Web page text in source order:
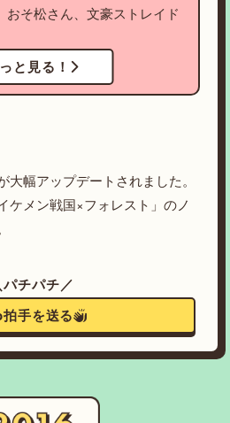
おそ松さん、文豪ストレイド
と見る！
幅アップデートされました。
ケメン戦国×フォレスト」のノ
パチパチ／
手を送る